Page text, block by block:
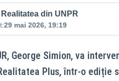
Realitatea din UNPR
29 mai 2026, 19:19
George Simion, va
Plus, într-o ediție